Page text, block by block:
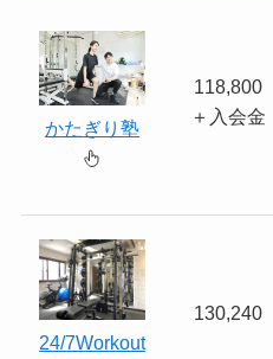
かたぎり塾
118,800
＋入会金
24/7Workout
130,240